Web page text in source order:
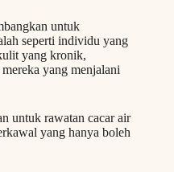
untuk
seperti individu yang
yang kronik,
yang menjalani
untuk rawatan cacar air
yang hanya boleh